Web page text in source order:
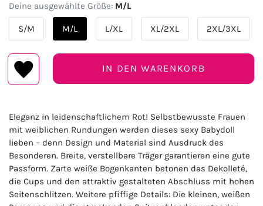
Deine ausgewählte Größe: M/L
S/M M/L L/XL XL/2XL 2XL/3XL
IN DEN WARENKORB
Eleganz in leidenschaftlichem Rot! Selbstbewusste Frauen
mit weiblichen Rundungen werden dieses sexy Babydoll
lieben – denn Design und Material sind Ausdruck des
Besonderen. Breite, verstellbare Träger garantieren eine gute
Passform. Zarte weiße Bogenkanten betonen das Dekolleté,
die Cups und den attraktiv gestalteten Abschluss mit hohen
Seitenschlitzen. Weitere pfiffige Details: Die kleinen, weißen